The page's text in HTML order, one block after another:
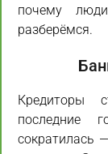
почему
разберёмся.
Кредиторы
последние
сократилась